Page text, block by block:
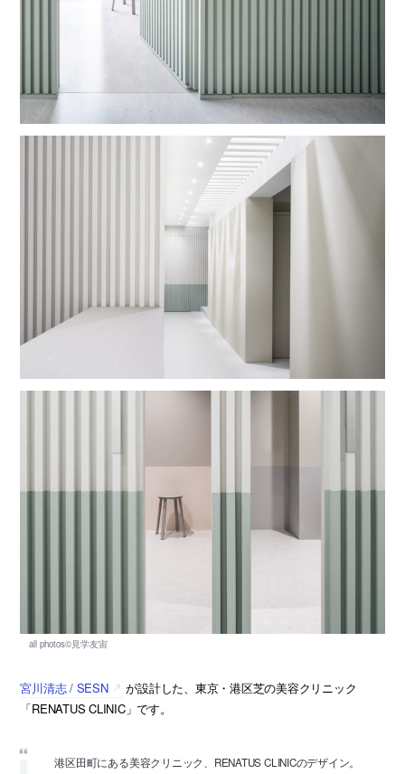
宮川清志 / SESN
が設計した、東京・港区芝の美容クリニック
「RENATUS CLINIC」です。
港区田町にある美容クリニック、RENATUS CLINICのデザイン。